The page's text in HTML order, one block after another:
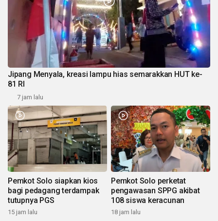
Jipang Menyala, kreasi lampu hias semarakkan HUT ke-
81 RI
7 jam lalu
Pemkot Solo siapkan kios
bagi pedagang terdampak
tutupnya PGS
15 jam lalu
Pemkot Solo perketat
pengawasan SPPG akibat
108 siswa keracunan
18 jam lalu